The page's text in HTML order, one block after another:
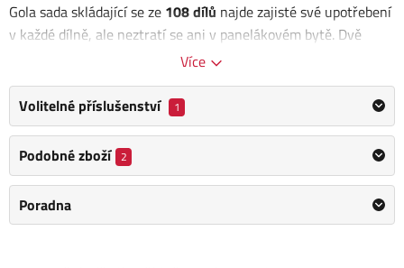
Gola sada skládající se ze 108 dílů najde zajisté své upotřebení
v každé dílně, ale neztratí se ani v panelákovém bytě. Dvě
ráčny různých velikostí 1/4" a 1/2", k nim pasující sada hlavic
Komplet sada je vyrobena z extra odolného CR-V materiálu,
díky kterému nářadí vydrží déle bez známek opotřebení.
Úložnýkufřík z pevného plastu
pořádek v dílně a jednoduše skladovat všechno potřebné po
ruce.
Více
Volitelné příslušenství 1
Podobné zboží 2
Poradna